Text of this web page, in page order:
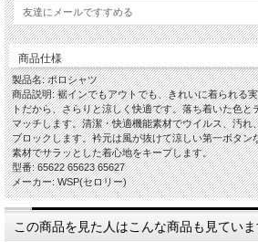
友達にメールですすめる
商品仕様
製品名: ポロシャツ
商品説明: 裾インでもアウトでも、きれいに着られる
トだから、さらりと涼しく快適です。落ち着いた色と
マッチします。清潔・快適機能素材でウイルス、汚れ
ブロックします。衿元は風が抜けて涼しい第一ボタン
素材でサラッとした着心地をキープします。
型番: 65622 65623 65627
メーカー: WSP(セロリー)
この商品を見た人はこんな商品も見ていま